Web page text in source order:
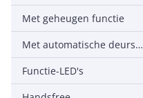
Met geheugen functie
Met automatische deurslotbediening
Functie-LED's